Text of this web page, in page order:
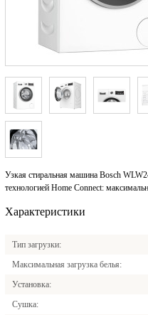
Узкая стиральная машина Bosch
технологией Home Connect:
Характеристики
Тип загрузки
Максимальная загрузка белья
Установка
Сушка